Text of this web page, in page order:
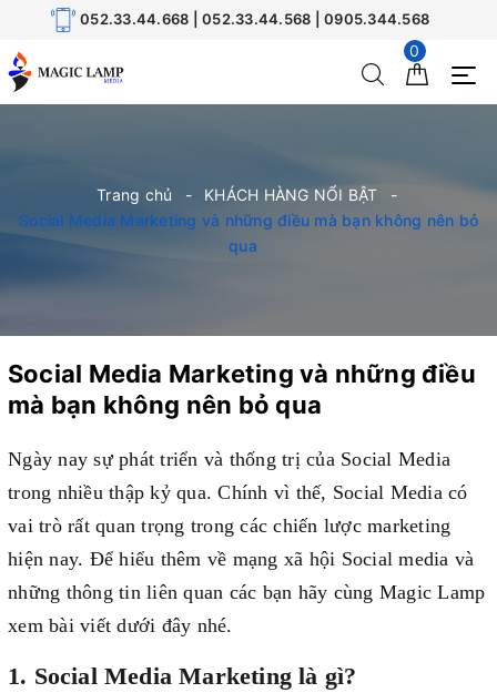
052.33.44.668 | 052.33.44.568 | 0905.344.568
0
Trang chủ
KHÁCH HÀNG NỔI BẬT
Social Media Marketing và những điều mà bạn không nên bỏ
qua
Social Media Marketing và những điều
mà bạn không nên bỏ qua
Ngày nay sự phát triển và thống trị của Social Media
trong nhiều thập kỷ qua. Chính vì thế, Social Media có
vai trò rất quan trọng trong các chiến lược marketing
hiện nay. Để hiểu thêm về mạng xã hội Social media và
những thông tin liên quan các bạn hãy cùng Magic Lamp
xem bài viết dưới đây nhé.
1. Social Media Marketing là gì?